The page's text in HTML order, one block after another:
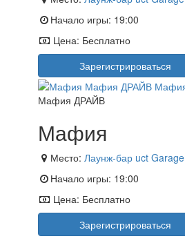
Начало игры: 19:00
Цена: Бесплатно
Зарегистрироваться
Мафия ДРАЙВ
Мафия
Место: Лаунж-бар uct Garage
Начало игры: 19:00
Цена: Бесплатно
Зарегистрироваться